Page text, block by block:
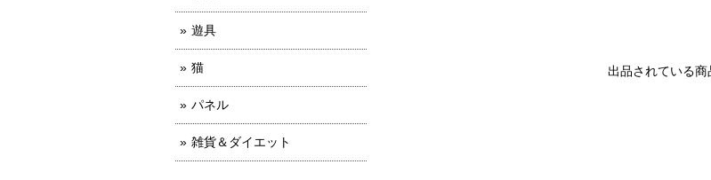
出品されている商
遊具
猫
パネル
雑貨＆ダイエット